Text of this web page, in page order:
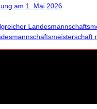
am 1. Mai 2026